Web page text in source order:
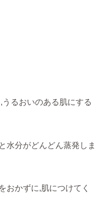
るおいのある肌にする
水分がどんどん蒸発しま
おかずに,肌につけてく